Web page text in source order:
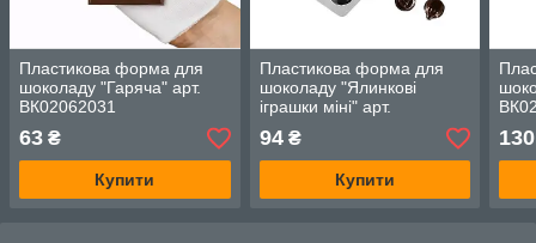
Пластикова форма для
шоколаду "Гаряча" арт.
ВК02062031
63 ₴
Купити
Пластикова форма для
шоколаду "Ялинкові
іграшки міні" арт.
ВК02062100
94₴
Купити
130